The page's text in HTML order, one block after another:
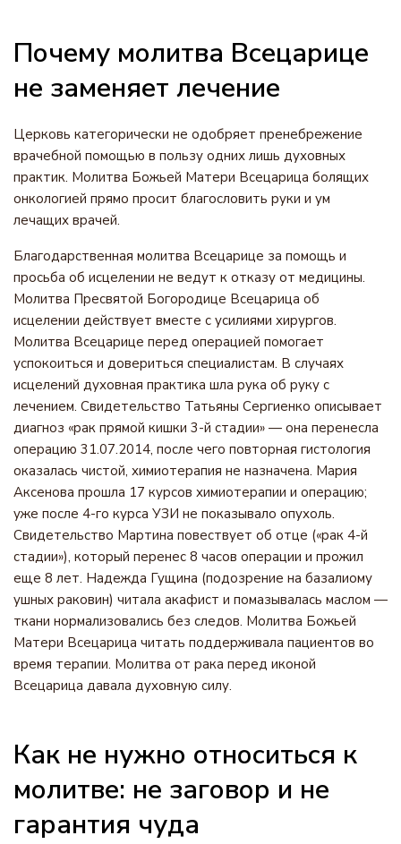
Почему молитва Всецарице
не заменяет лечение
Церковь категорически не одобряет пренебрежение
врачебной помощью в пользу одних лишь духовных
практик. Молитва Божьей Матери Всецарица болящих
онкологией прямо просит благословить руки и ум
лечащих врачей.
Благодарственная молитва Всецарице за помощь и
просьба об исцелении не ведут к отказу от медицины.
Молитва Пресвятой Богородице Всецарица об
исцелении действует вместе с усилиями хирургов.
Молитва Всецарице перед операцией помогает
успокоиться и довериться специалистам. В случаях
исцелений духовная практика шла рука об руку с
лечением. Свидетельство Татьяны Сергиенко описывает
диагноз «рак прямой кишки 3-й стадии» — она перенесла
операцию 31.07.2014, после чего повторная гистология
оказалась чистой, химиотерапия не назначена. Мария
Аксенова прошла 17 курсов химиотерапии и операцию;
уже после 4-го курса УЗИ не показывало опухоль.
Свидетельство Мартина повествует об отце («рак 4-й
стадии»), который перенес 8 часов операции и прожил
еще 8 лет. Надежда Гущина (подозрение на базалиому
ушных раковин) читала акафист и помазывалась маслом —
ткани нормализовались без следов. Молитва Божьей
Матери Всецарица читать поддерживала пациентов во
время терапии. Молитва от рака перед иконой
Всецарица давала духовную силу.
Как не нужно относиться к
молитве: не заговор и не
гарантия чуда